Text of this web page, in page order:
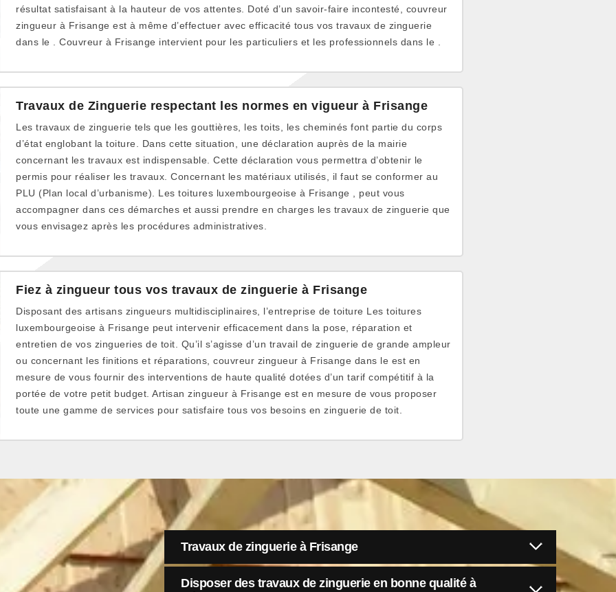
résultat satisfaisant à la hauteur de vos attentes. Doté d’un savoir-faire incontesté, couvreur
zingueur à Frisange est à même d’effectuer avec efficacité tous vos travaux de zinguerie
dans le . Couvreur à Frisange intervient pour les particuliers et les professionnels dans le .
Travaux de Zinguerie respectant les normes en vigueur à Frisange
Les travaux de zinguerie tels que les gouttières, les toits, les cheminés font partie du corps
d’état englobant la toiture. Dans cette situation, une déclaration auprès de la mairie
concernant les travaux est indispensable. Cette déclaration vous permettra d’obtenir le
permis pour réaliser les travaux. Concernant les matériaux utilisés, il faut se conformer au
PLU (Plan local d’urbanisme). Les toitures luxembourgeoise à Frisange , peut vous
accompagner dans ces démarches et aussi prendre en charges les travaux de zinguerie que
vous envisagez après les procédures administratives.
Fiez à zingueur tous vos travaux de zinguerie à Frisange
Disposant des artisans zingueurs multidisciplinaires, l’entreprise de toiture Les toitures
luxembourgeoise à Frisange peut intervenir efficacement dans la pose, réparation et
entretien de vos zingueries de toit. Qu’il s’agisse d’un travail de zinguerie de grande ampleur
ou concernant les finitions et réparations, couvreur zingueur à Frisange dans le est en
mesure de vous fournir des interventions de haute qualité dotées d’un tarif compétitif à la
portée de votre petit budget. Artisan zingueur à Frisange est en mesure de vous proposer
toute une gamme de services pour satisfaire tous vos besoins en zinguerie de toit.
Travaux de zinguerie à Frisange
Disposer des travaux de zinguerie en bonne qualité à